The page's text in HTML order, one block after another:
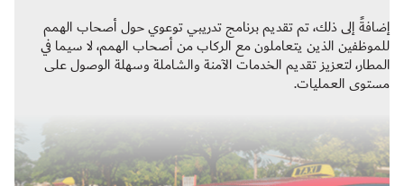
إضافةً إلى ذلك، تم تقديم برنامج تدريبي توعوي حول أصحاب الهمم
للموظفين الذين يتعاملون مع الركاب من أصحاب الهمم، لا سيما في
المطار، لتعزيز تقديم الخدمات الآمنة والشاملة وسهلة الوصول على
مستوى العمليات.